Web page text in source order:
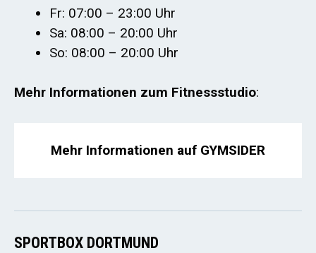
Fr: 07:00 – 23:00 Uhr
Sa: 08:00 – 20:00 Uhr
So: 08:00 – 20:00 Uhr
Mehr Informationen zum Fitnessstudio:
Mehr Informationen auf GYMSIDER
SPORTBOX DORTMUND